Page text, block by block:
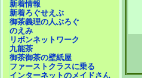
新着情報
新着ろぐせえぶ
御茶義理の人ぶろぐ
のえみ
リボンネットワーク
九能茶
御茶御茶の壁紙屋
ファーストクラスに乗る
インターネットのメイドさん